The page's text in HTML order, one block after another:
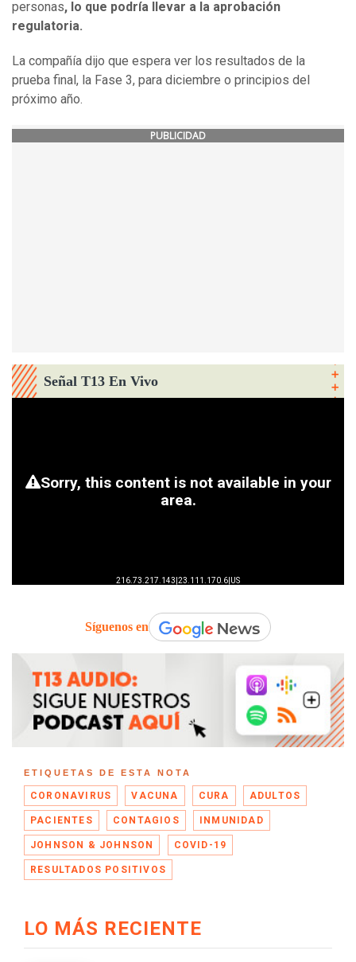
personas, lo que podría llevar a la aprobación
regulatoria.
La compañía dijo que espera ver los resultados de la
prueba final, la Fase 3, para diciembre o principios del
próximo año.
PUBLICIDAD
Señal T13 En Vivo
Síguenos en
ETIQUETAS DE ESTA NOTA
CORONAVIRUS VACUNA CURA ADULTOS
PACIENTES CONTAGIOS INMUNIDAD
JOHNSON & JOHNSON COVID-19
RESULTADOS POSITIVOS
LO MÁS RECIENTE